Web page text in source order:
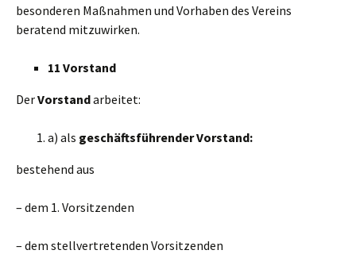
besonderen Maßnahmen und Vorhaben des Vereins
beratend mitzuwirken.
11 Vorstand
DerVorstandarbeitet:
a) als geschäftsführender Vorstand:
bestehend aus
– dem 1. Vorsitzenden
– dem stellvertretenden Vorsitzenden